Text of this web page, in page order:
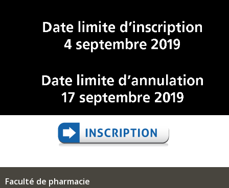
Faculté de pharmacie